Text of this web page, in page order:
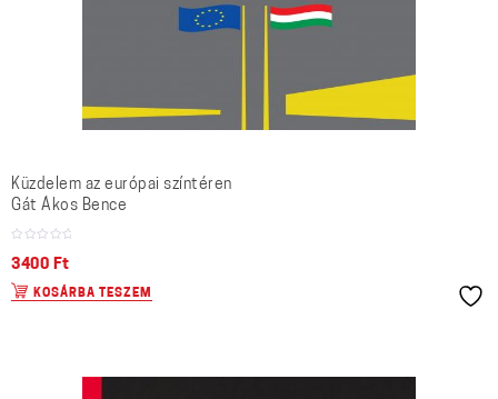
Küzdelem az európai színtéren
Gát Ákos Bence
3400 Ft
KOSÁRBA TESZEM